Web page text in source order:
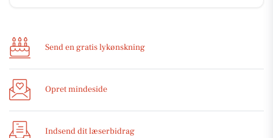
Send en gratis lykønskning
Opret mindeside
Indsend dit læserbidrag